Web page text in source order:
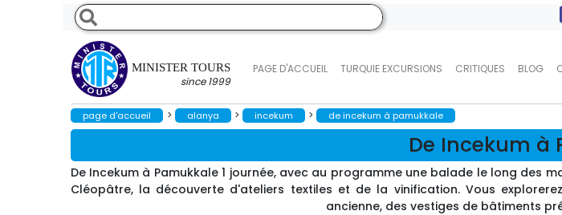
MINISTER TOURS
since 1999
PAGE D'ACCUEIL TURQUIE EXCURSIONS CRITIQUES BLOG
page d'accueil > alanya > incekum > de incekum à pamukkale
De Incekum à
De Incekum à Pamukkale 1 journée, avec au programme une balade le long des
Cléopâtre, la découverte d'ateliers textiles et de la vinification. Vous
ancienne, des vestiges de bâtiments